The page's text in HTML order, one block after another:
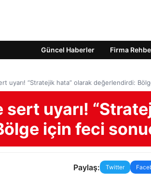
Güncel Haberler Firma
uyarı! “Stratejik hata” olarak değerlendirdi:
sert uyarı!
için feci
Paylaş: Twitter